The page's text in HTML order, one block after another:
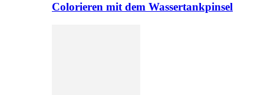
Colorieren mit dem Wassertankpinsel